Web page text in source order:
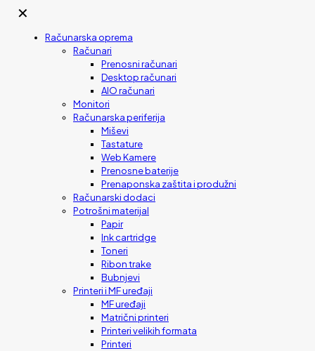
✕
Računarska oprema
Računari
Prenosni računari
Desktop računari
AIO računari
Monitori
Računarska periferija
Miševi
Tastature
Web Kamere
Prenosne baterije
Prenaponska zaštita i produžni
Računarski dodaci
Potrošni materijal
Papir
Ink cartridge
Toneri
Ribon trake
Bubnjevi
Printeri i MF uređaji
MF uređaji
Matrični printeri
Printeri velikih formata
Printeri